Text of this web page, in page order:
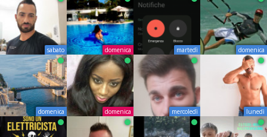
sabato domenica martedì domenica
domenica domenica mercoledì lunedì